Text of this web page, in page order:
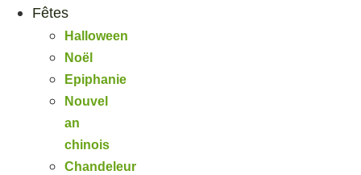
Fêtes
Halloween
Noël
Epiphanie
Nouvel
an
chinois
Chandeleur